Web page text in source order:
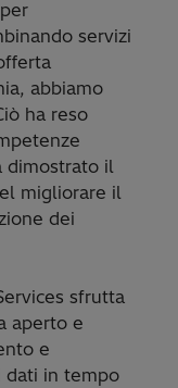
servizi
abbiamo
ha reso
dimostrato il
migliorare il
dei
sfrutta
aperto e
e
dati in tempo